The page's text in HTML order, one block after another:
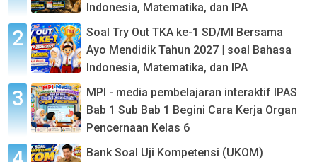
Indonesia, Matematika, dan IPA
Soal Try Out TKA ke-1 SD/MI Bersama
Ayo Mendidik Tahun 2027 | soal Bahasa
Indonesia, Matematika, dan IPA
MPI - media pembelajaran interaktif IPAS
Bab 1 Sub Bab 1 Begini Cara Kerja Organ
Pencernaan Kelas 6
Bank Soal Uji Kompetensi (UKOM)